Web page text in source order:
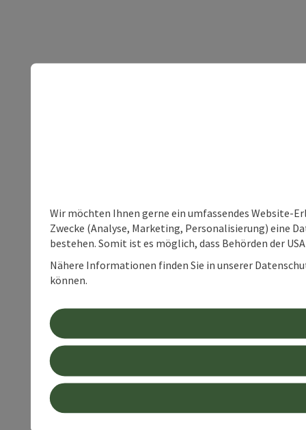
Wir möchten Ihnen gerne ein umfassendes Website-
Zwecke (Analyse, Marketing, Personalisierung) eine
bestehen. Somit ist es möglich, dass Behörden der
Nähere Informationen finden Sie in unserer
können.